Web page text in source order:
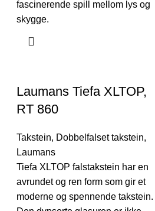
fascinerende spill mellom lys og
skygge.
Laumans Tiefa XLTOP,
RT 860
Takstein, Dobbelfalset takstein,
Laumans
Tiefa XLTOP falstakstein har en
avrundet og ren form som gir et
moderne og spennende takstein.